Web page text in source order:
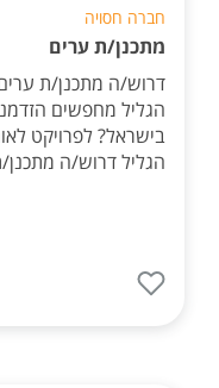
חברה חסויה
מתכנן/ת ערים
דרוש/ה מתכנן/ת
הגליל מחפשים
בישראל? לפרויקט
הגליל דרוש/ה